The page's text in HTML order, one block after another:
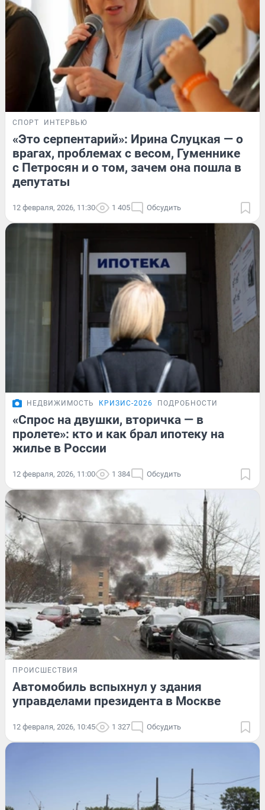
СПОРТ ИНТЕРВЬЮ
«Это серпентарий»: Ирина Слуцкая — о
врагах, проблемах с весом, Гуменнике
с Петросян и о том, зачем она пошла в
депутаты
12 февраля, 2026, 11:30 1 405 Обсудить
НЕДВИЖИМОСТЬ КРИЗИС-2026 ПОДРОБНОСТИ
«Спрос на двушки, вторичка — в
пролете»: кто и как брал ипотеку на
жилье в России
12 февраля, 2026, 11:00 1 384 Обсудить
ПРОИСШЕСТВИЯ
Автомобиль вспыхнул у здания
управделами президента в Москве
12 февраля, 2026, 10:45 1 327 Обсудить